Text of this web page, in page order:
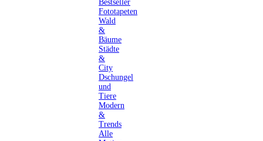
Bestseller
Fototapeten
Wald
&
Bäume
Städte
&
City
Dschungel
und
Tiere
Modern
&
Trends
Alle